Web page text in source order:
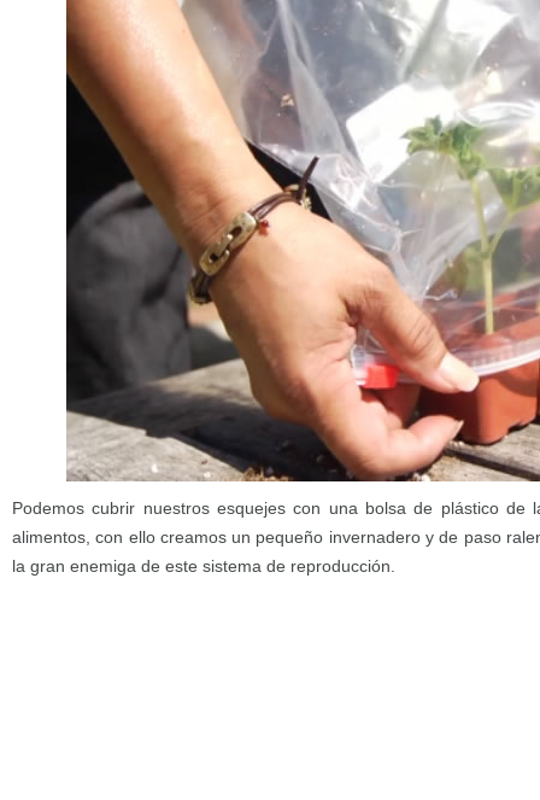
Podemos cubrir nuestros esquejes con una bolsa de plástico de
alimentos, con ello creamos un pequeño invernadero y de paso
la gran enemiga de este sistema de reproducción.